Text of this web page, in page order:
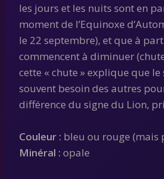
les jours et les nuits sont en
moment de l’Equinoxe
le 22 septembre), et que à
commencent à diminuer
cette « chute » explique que
souvent besoin des autres
différence du signe du Lion,
Couleur : bleu ou rouge (mais
Minéral : opale